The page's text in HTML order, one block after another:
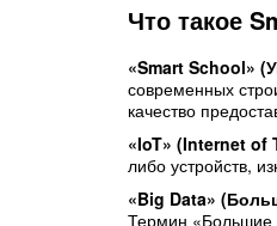
Что такое
«Smart School»
современных
качество
«IoT» (Internet of
либо устройств,
«Big Data»
Термин «Большие